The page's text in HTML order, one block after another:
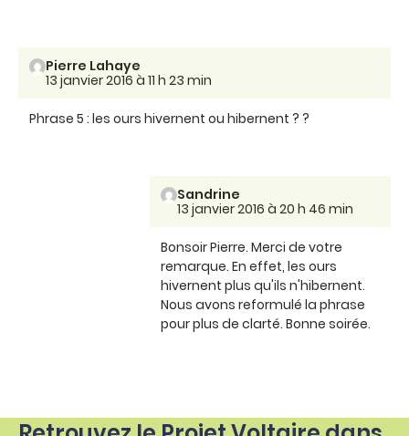
Pierre Lahaye
13 janvier 2016 à 11 h 23 min
Phrase 5 : les ours hivernent ou hibernent ? ?
Sandrine
13 janvier 2016 à 20 h 46 min
Bonsoir Pierre. Merci de votre
remarque. En effet, les ours
hivernent plus qu'ils n'hibernent.
Nous avons reformulé la phrase
pour plus de clarté. Bonne soirée.